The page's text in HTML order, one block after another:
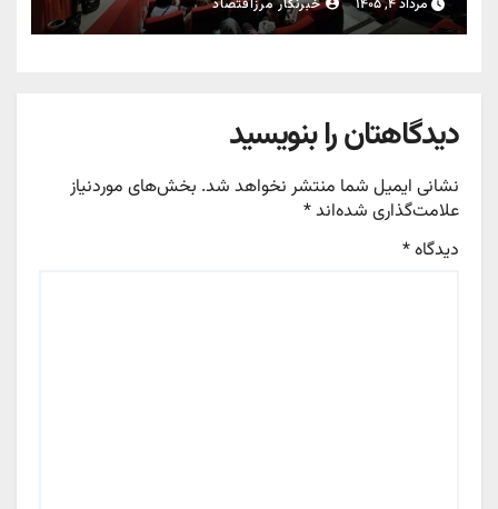
مرداد ۴, ۱۴۰۵ خبرنگار مرزاقتصاد
دیدگاهتان را بنویسید
نشانی ایمیل شما منتشر نخواهد شد. بخش‌های موردنیاز
علامت‌گذاری شده‌اند*
دیدگاه*